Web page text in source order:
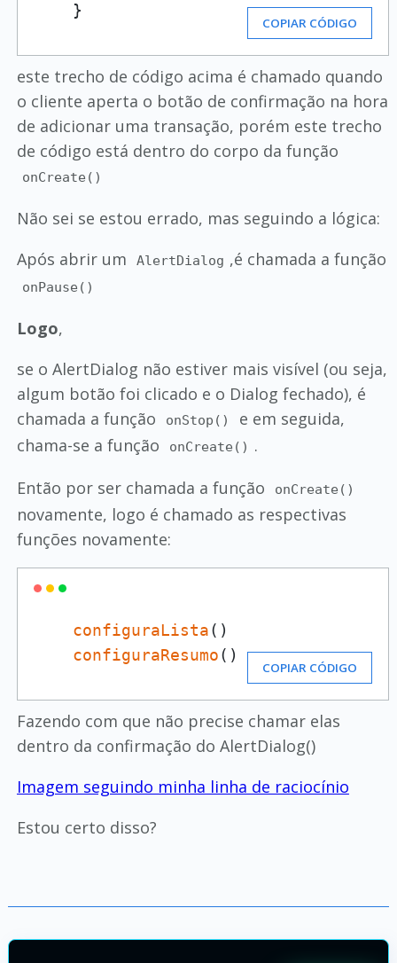
    }
COPIAR CÓDIGO
este trecho de código acima é chamado quando
o cliente aperta o botão de confirmação na hora
de adicionar uma transação, porém este trecho
de código está dentro do corpo da função
onCreate()
Não sei se estou errado, mas seguindo a lógica:
Após abrir um
AlertDialog ,é chamada a função
onPause()
Logo,
se o AlertDialog não estiver mais visível (ou seja,
algum botão foi clicado e o Dialog fechado), é
chamada a função
onStop()
e em seguida,
chama-se a função
onCreate() .
Então por ser chamada a função
onCreate()
novamente, logo é chamado as respectivas
funções novamente:
configuraLista()
configuraResumo()
COPIAR CÓDIGO
Fazendo com que não precise chamar elas
dentro da confirmação do AlertDialog()
Imagem seguindo minha linha de raciocínio
Estou certo disso?